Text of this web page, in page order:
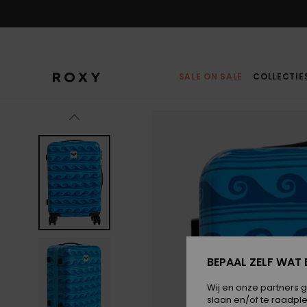
SALE ON SALE
BEPAAL ZELF WAT
Wij en onze partners
slaan en/of te